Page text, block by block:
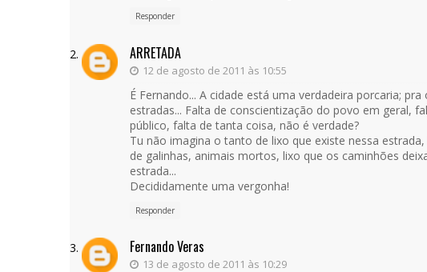
Responder
ARRETADA
12 de agosto de 2011 às 10:55
É Fernando... A cidade está uma verdadeira porcaria;
estradas... Falta de conscientização do povo em geral,
público, falta de tanta coisa, não é verdade?
Tu não imagina o tanto de lixo que existe nessa
de galinhas, animais mortos, lixo que os caminhões
estrada...
Decididamente uma vergonha!
Responder
Fernando Veras
13 de agosto de 2011 às 10:29